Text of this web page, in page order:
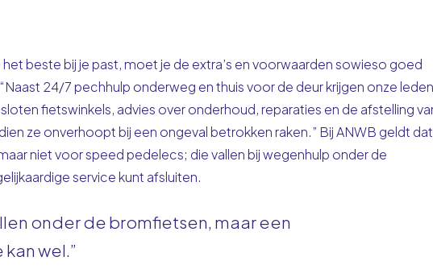
beste bij je past, moet je de extra’s en voorwaarden sowieso goed
24/7 pechhulp onderweg en thuis voor de deur krijgen onze leden
fietswinkels, advies over onderhoud, reparaties en de afstelling
ze onverhoopt bij een ongeval betrokken raken.” Bij ANWB geldt dat
niet voor speed pedelecs; die vallen bij wegenhulp onder de
service kunt afsluiten.
onder de bromfietsen, maar een
wel.”